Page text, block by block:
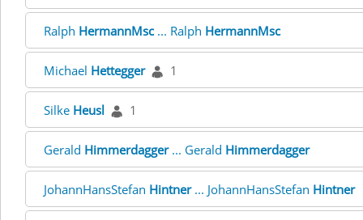
Ralph HermannMsc... Ralph HermannMsc
Michael Hettegger 1
Silke Heusl 1
Gerald Himmerdagger... Gerald Himmerdagger
JohannHansStefan Hintner... JohannHansStefan Hintner